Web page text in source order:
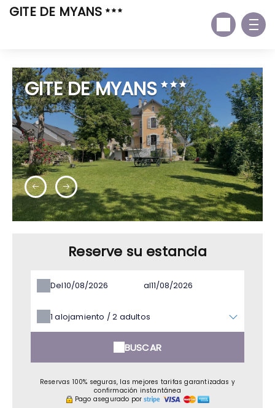
GITE DE MYANS
GITE DE MYANS
Reserve su estancia
Del al
1alojamiento /2 adultos
BUSCAR
Reservas 100% seguras, las mejores tarifas garantizadas y
confirmación instantánea
Pago asegurado por